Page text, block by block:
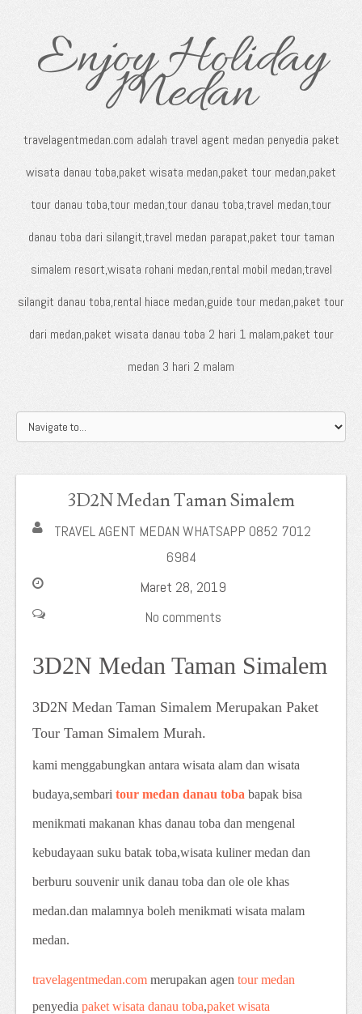
Enjoy Holiday
Medan
travelagentmedan.com adalah travel agent medan penyedia paket
wisata danau toba,paket wisata medan,paket tour medan,paket
tour danau toba,tour medan,tour danau toba,travel medan,tour
danau toba dari silangit,travel medan parapat,paket tour taman
simalem resort,wisata rohani medan,rental mobil medan,travel
silangit danau toba,rental hiace medan,guide tour medan,paket tour
dari medan,paket wisata danau toba 2 hari 1 malam,paket tour
medan 3 hari 2 malam
3D2N Medan Taman Simalem
TRAVEL AGENT MEDAN WHATSAPP 0852 7012
6984
Maret 28, 2019
No comments
3D2N Medan Taman Simalem
3D2N Medan Taman Simalem Merupakan Paket
Tour Taman Simalem Murah.
kami menggabungkan antara wisata alam dan wisata
budaya,sembari tour medan danau toba bapak bisa
menikmati makanan khas danau toba dan mengenal
kebudayaan suku batak toba,wisata kuliner medan dan
berburu souvenir unik danau toba dan ole ole khas
medan.dan malamnya boleh menikmati wisata malam
medan.
travelagentmedan.com merupakan agen tour medan
penyedia paket wisata danau toba,paket wisata